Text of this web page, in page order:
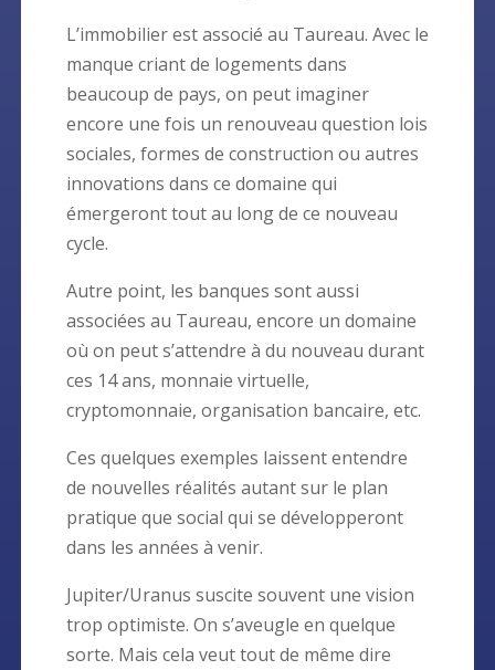
L’immobilier est associé au Taureau. Avec le
manque criant de logements dans
beaucoup de pays, on peut imaginer
encore une fois un renouveau question lois
sociales, formes de construction ou autres
innovations dans ce domaine qui
émergeront tout au long de ce nouveau
cycle.
Autre point, les banques sont aussi
associées au Taureau, encore un domaine
où on peut s’attendre à du nouveau durant
ces 14 ans, monnaie virtuelle,
cryptomonnaie, organisation bancaire, etc.
Ces quelques exemples laissent entendre
de nouvelles réalités autant sur le plan
pratique que social qui se développeront
dans les années à venir.
Jupiter/Uranus suscite souvent une vision
trop optimiste. On s’aveugle en quelque
sorte. Mais cela veut tout de même dire